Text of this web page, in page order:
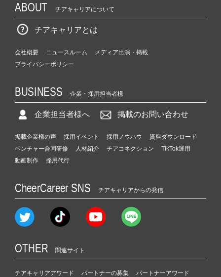
ABOUT チアキャリアについて
チアキャリアとは
会社概要 ニュースルーム
メディア出演・掲載
プライバシーポリシー
BUSINESS 企業・採用担当者様
企業担当者様へ 掲載のお問い合わせ
掲載企業様の声 採用イベント 採用ノウハウ
資料ダウンロード
ベンチャー合同研修
人材紹介 チアコネクション
TikTok運用
動画制作
採用代行
CheerCareer SNS チアキャリアからの発信
OTHER 関連サイト
チアキャリアアワード パートナーの募集 パートナーアワード